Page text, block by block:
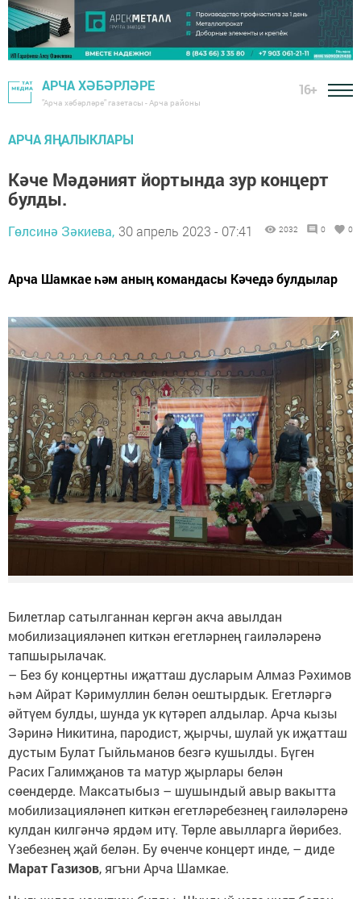
АРЧА ХӘБӘРЛӘРЕ
"Арча хәбәрләре" газетасы - Арча районы
16+
АРЧА ЯҢАЛЫКЛАРЫ
Кәче Мәдәният йортында зур концерт
булды.
Гөлсинә Зәкиева, 30 апрель 2023 - 07:41 2032 0 0
Арча Шамкае һәм аның командасы Кәчедә булдылар
Билетлар сатылганнан кергән акча авылдан
мобилизацияләнеп киткән егетләрнең гаиләләренә
тапшырылачак.
– Без бу концертны иҗатташ дусларым Алмаз Рәхимов
һәм Айрат Кәримуллин белән оештырдык. Егетләргә
әйтүем булды, шунда ук күтәреп алдылар. Арча кызы
Зәринә Никитина, пародист, җырчы, шулай ук иҗатташ
дустым Булат Гыйльманов безгә кушылды. Бүген
Расих Галимҗанов та матур җырлары белән
сөендерде. Максатыбыз – шушындый авыр вакытта
мобилизацияләнеп киткән егетләребезнең гаиләләренә
кулдан килгәнчә ярдәм итү. Төрле авылларга йөрибез.
Үзебезнең җай белән. Бу өченче концерт инде, – диде
Марат Газизов, ягъни Арча Шамкае.